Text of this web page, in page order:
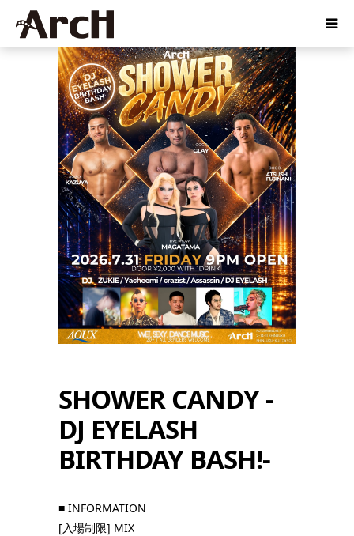
SHOWER CANDY -
DJ EYELASH
BIRTHDAY BASH!-
■ INFORMATION
[入場制限] MIX